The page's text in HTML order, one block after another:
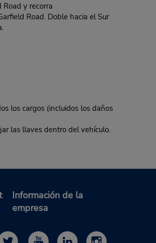
y recorra
Road. Doble hacia el Sur
los cargos (incluidos los daños
las llaves dentro del vehículo.
Información de la
empresa